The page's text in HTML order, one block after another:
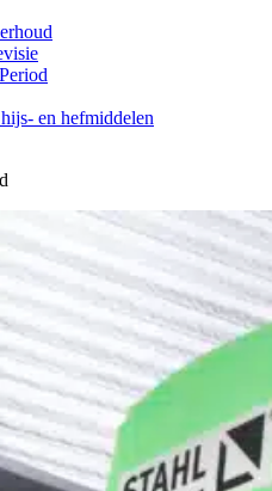
en hefmiddelen